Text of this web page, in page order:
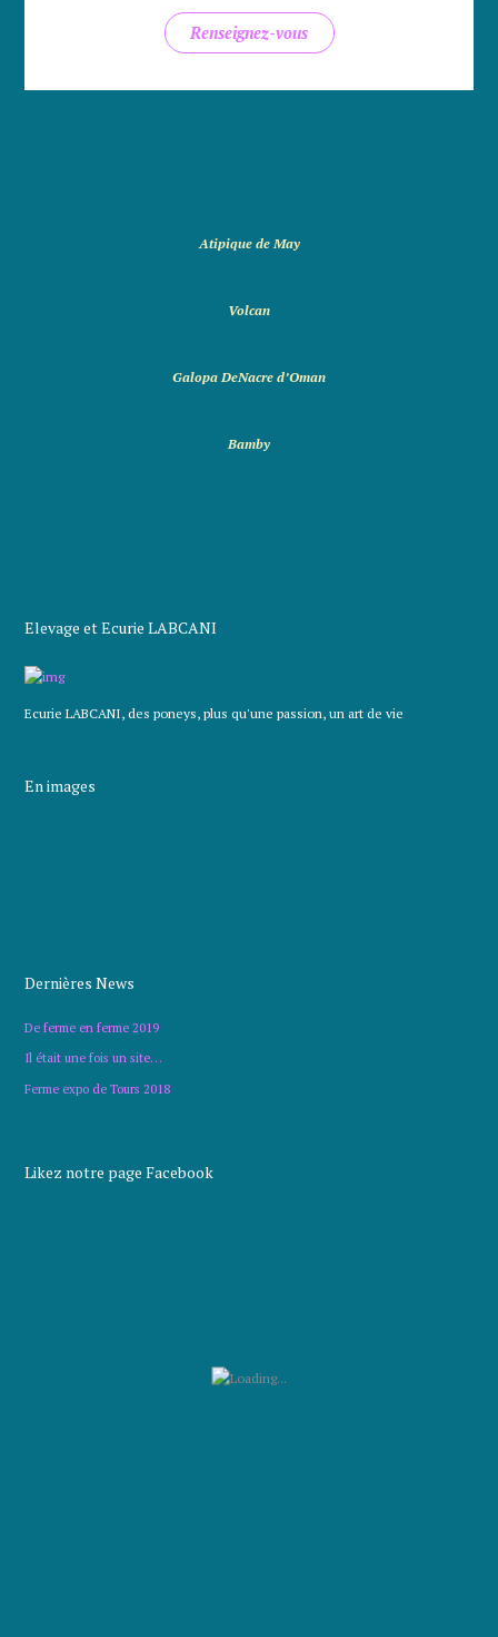
Renseignez-vous
Atipique de May
Volcan
Galopa DeNacre d’Oman
Bamby
Elevage et Ecurie LABCANI
Ecurie LABCANI, des poneys, plus qu'une passion, un art de vie
En images
Dernières News
De ferme en ferme 2019
Il était une fois un site…
Ferme expo de Tours 2018
Likez notre page Facebook